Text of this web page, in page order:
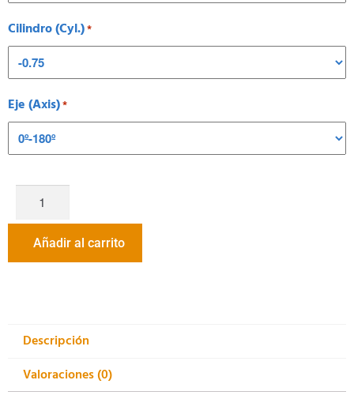
Cilindro (Cyl.)*
Eje (Axis)*
Añadir al carrito
Descripción
Valoraciones (0)